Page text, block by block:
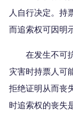
人自行决定。持
而追索权可因明
在发生不可
灾害时持票人可
拒绝证明从而丧
时追索权的丧失